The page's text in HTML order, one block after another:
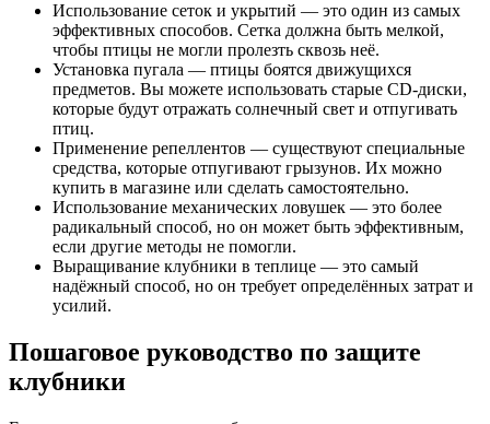
Использование сеток и укрытий — это один из самых
эффективных способов. Сетка должна быть мелкой,
чтобы птицы не могли пролезть сквозь неё.
Установка пугала — птицы боятся движущихся
предметов. Вы можете использовать старые CD-диски,
которые будут отражать солнечный свет и отпугивать
птиц.
Применение репеллентов — существуют специальные
средства, которые отпугивают грызунов. Их можно
купить в магазине или сделать самостоятельно.
Использование механических ловушек — это более
радикальный способ, но он может быть эффективным,
если другие методы не помогли.
Выращивание клубники в теплице — это самый
надёжный способ, но он требует определённых затрат и
усилий.
Пошаговое руководство по защите
клубники